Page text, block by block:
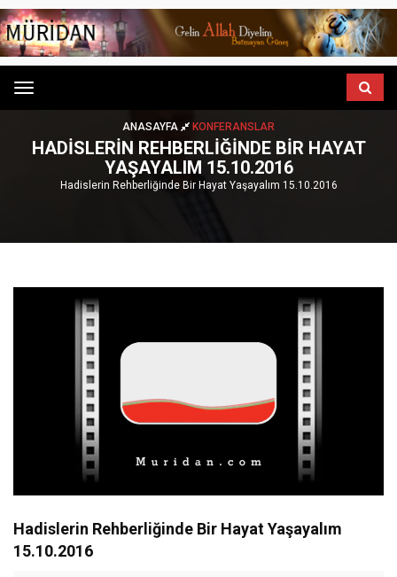
Menu
ANASAYFA KONFERANSLAR
HADISLERIN REHBERLIĞINDE BIR HAYAT
YAŞAYALIM 15.10.2016
Hadislerin Rehberliğinde Bir Hayat Yaşayalım 15.10.2016
Hadislerin Rehberliğinde Bir Hayat Yaşayalım
15.10.2016